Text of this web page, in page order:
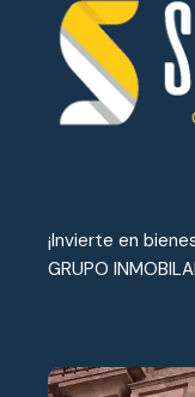
¡Invierte en
GRUPO